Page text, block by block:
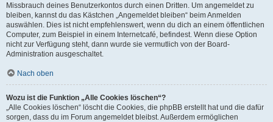
Missbrauch deines Benutzerkontos durch einen Dritten. Um angemeldet zu
bleiben, kannst du das Kästchen „Angemeldet bleiben“ beim Anmelden
auswählen. Dies ist nicht empfehlenswert, wenn du dich an einem öffentlichen
Computer, zum Beispiel in einem Internetcafé, befindest. Wenn diese Option
nicht zur Verfügung steht, dann wurde sie vermutlich von der Board-
Administration ausgeschaltet.
Nach oben
Wozu ist die Funktion „Alle Cookies löschen“?
„Alle Cookies löschen“ löscht die Cookies, die phpBB erstellt hat und die dafür
sorgen, dass du im Forum angemeldet bleibst. Außerdem ermöglichen